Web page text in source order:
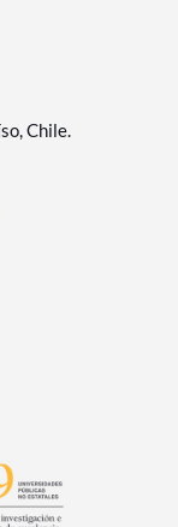
Chile.